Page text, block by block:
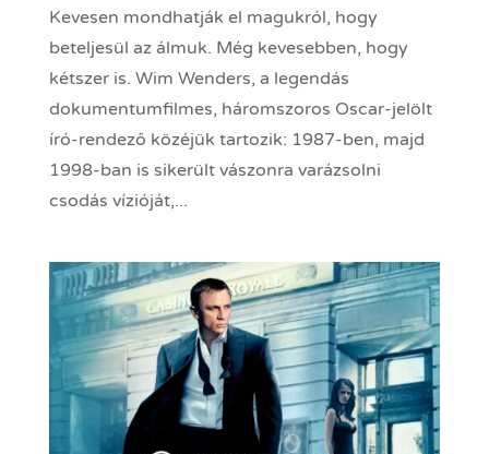
Kevesen mondhatják el magukról, hogy
beteljesül az álmuk. Még kevesebben, hogy
kétszer is. Wim Wenders, a legendás
dokumentumfilmes, háromszoros Oscar-jelölt
író-rendező közéjük tartozik: 1987-ben, majd
1998-ban is sikerült vászonra varázsolni
csodás vízióját,...